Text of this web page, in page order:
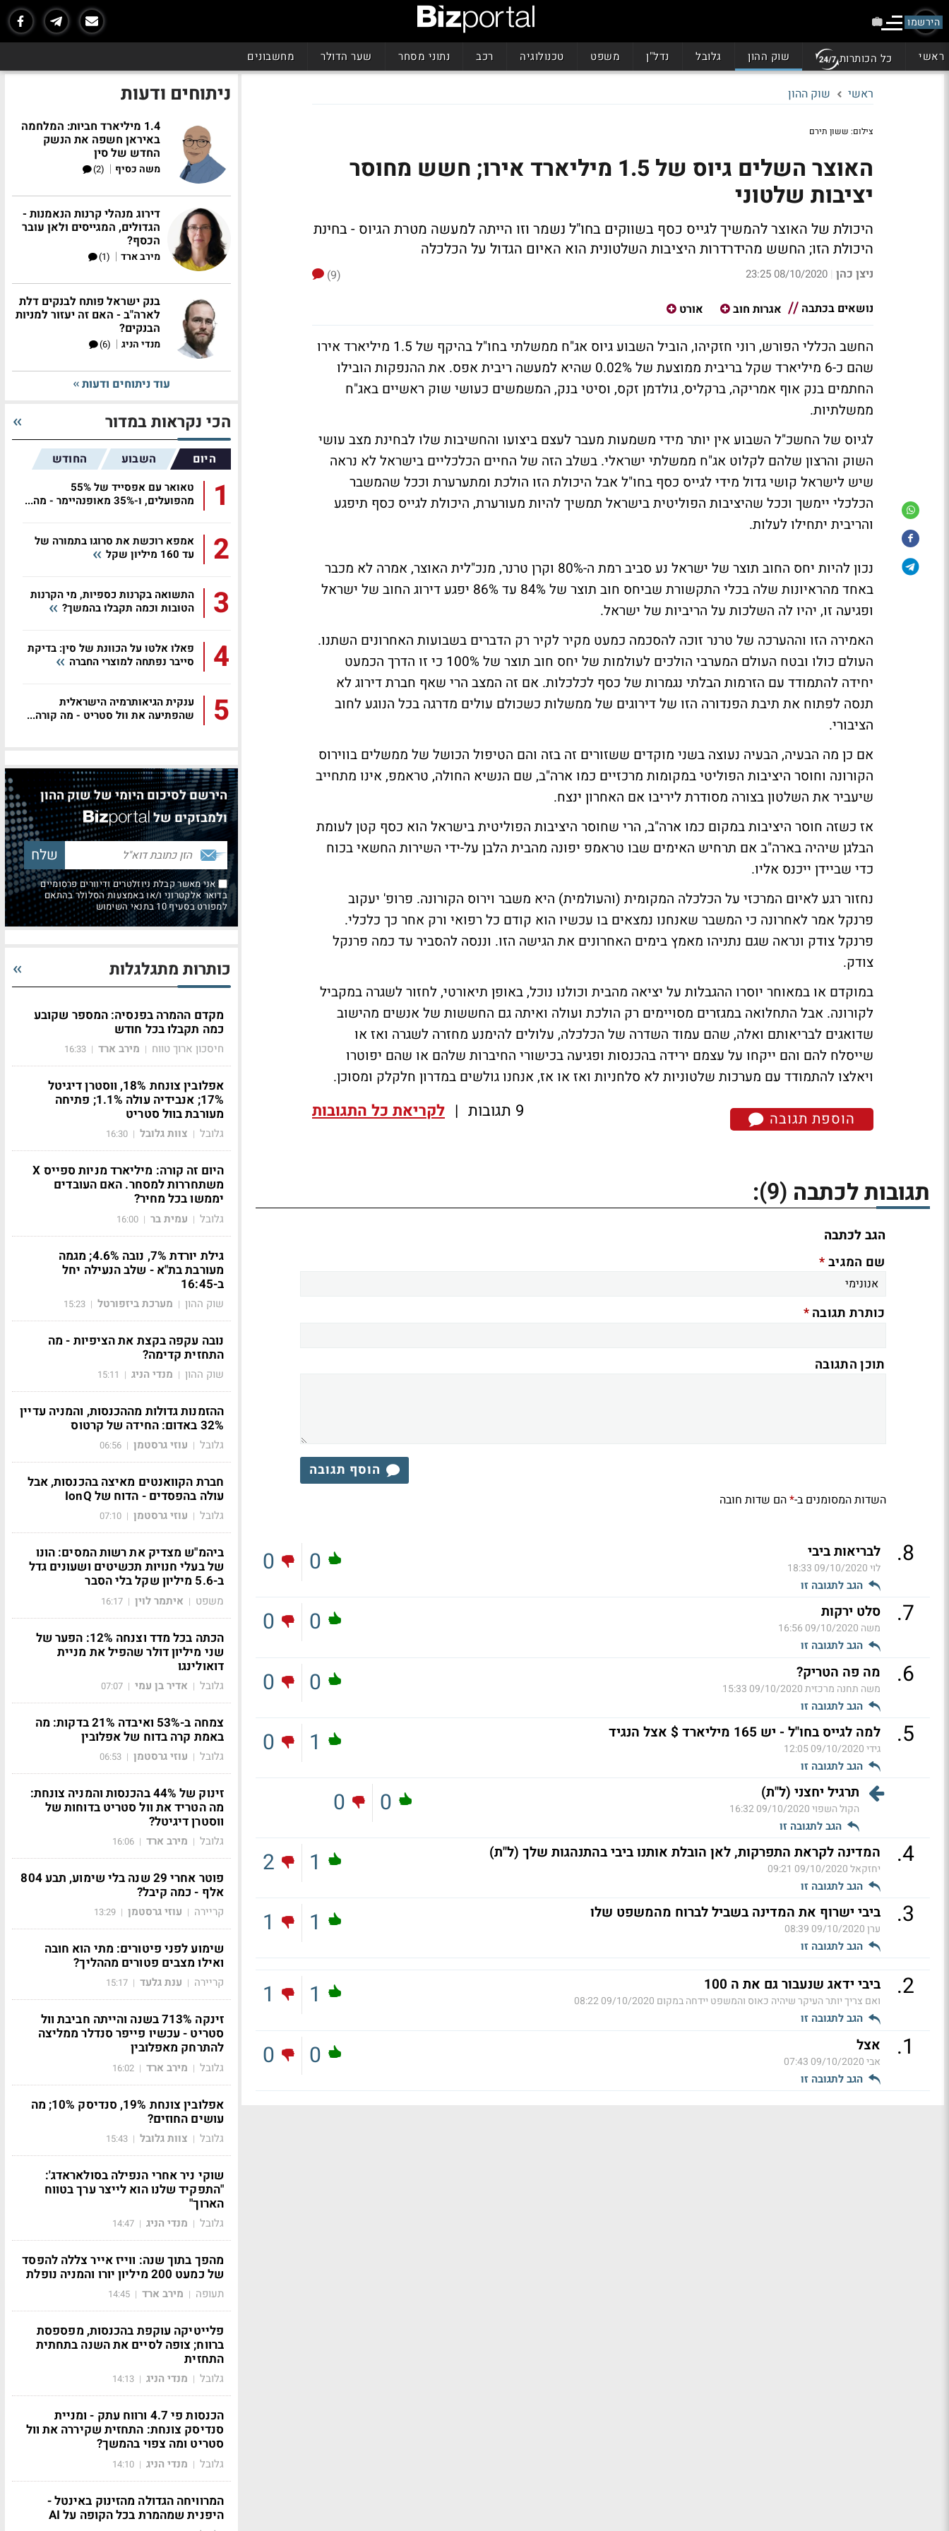
הירשמו
ראשי כל הכותרות שוק ההון גלובל נדל"ן משפט טכנולוגיה רכב נתוני מסחר שער הדולר מחשבונים
ראשי שוק ההון
צילום: ששון תירם
האוצר השלים גיוס של 1.5 מיליארד אירו; חשש מחוסר
יציבות שלטוני
היכולת של האוצר להמשיך לגייס כסף בשווקים בחו"ל נשמר וזו הייתה למעשה מטרת הגיוס - בחינת
היכולת הזו; החשש מהידרדרות היציבות השלטונית הוא האיום הגדול על הכלכלה
ניצן כהן |
08/10/2020 23:25
(9)
נושאים בכתבה
אגרות חוב אורט
החשב הכללי הפורש, רוני חזקיהו, הוביל השבוע גיוס אג"ח ממשלתי בחו"ל בהיקף של 1.5 מיליארד אירו
שהם כ-6 מיליארד שקל בריבית ממוצעת של 0.02% שהיא למעשה ריבית אפס. את ההנפקות הובילו
החתמים בנק אוף אמריקה, ברקליס, גולדמן זקס, וסיטי בנק, המשמשים כעושי שוק ראשיים באג"ח
ממשלתיות.
לגיוס של החשכ"ל השבוע אין יותר מידי משמעות מעבר לעצם ביצועו והחשיבות שלו לבחינת מצב עושי
השוק והרצון שלהם לקלוט אג"ח ממשלתי ישראלי. בשלב הזה של החיים הכלכליים בישראל לא נראה
שיש לישראל קושי גדול מידי לגייס כסף בחו"ל אבל היכולת הזו הולכת ומתערערת וככל שהמשבר
הכלכלי יימשך וככל שהיציבות הפוליטית בישראל תמשיך להיות מעורערת, היכולת לגייס כסף תיפגע
והריבית יתחילו לעלות.
נכון להיות יחס החוב תוצר של ישראל נע סביב רמת ה-80% וקרן טרנר, מנכ"לית האוצר, אמרה לא מכבר
באחד מהראיונות שלה בכלי התקשורת שביחס חוב תוצר של 84% עד 86% יפגע דירוג החוב של ישראל
ופגיעה זו, יהיו לה השלכות על הריביות של ישראל.
האמירה הזו וההערכה של טרנר זוכה להסכמה כמעט מקיר לקיר רק הדברים בשבועות האחרונים השתנו.
העולם כולו ובטח העולם המערבי הולכים לעולמות של יחס חוב תוצר של 100% כי זו הדרך הכמעט
יחידה להתמודד עם הזרמות הבלתי נגמרות של כסף לכלכלות. אם זה המצב הרי שאף חברת דירוג לא
תנסה לפתוח את תיבת הפנדורה הזו של דירוגים של ממשלות כשכולם עולים מדרגה בכל הנוגע לחוב
הציבורי.
אם כן מה הבעיה, הבעיה נעוצה בשני מוקדים ששזורים זה בזה והם הטיפול הכושל של ממשלים בווירוס
הקורונה וחוסר היציבות הפוליטי במקומות מרכזיים כמו ארה"ב, שם הנשיא החולה, טראמפ, אינו מתחייב
שיעביר את השלטון בצורה מסודרת ליריבו אם האחרון ינצח.
אז כשזה חוסר היציבות במקום כמו ארה"ב, הרי שחוסר היציבות הפוליטית בישראל הוא כסף קטן לעומת
הבלגן שיהיה בארה"ב אם תרחיש האימים שבו טראמפ יפונה מהבית הלבן על-ידי השירות החשאי בכוח
כדי שביידן ייכנס אליו.
נחזור רגע לאיום המרכזי על הכלכלה המקומית (והעולמית) היא משבר וירוס הקורונה. פרופ' יעקוב
פרנקל אמר לאחרונה כי המשבר שאנחנו נמצאים בו עכשיו הוא קודם כל רפואי ורק אחר כך כלכלי.
פרנקל צודק ונראה שגם נתניהו מאמץ בימים האחרונים את הגישה הזו. וננסה להסביר עד כמה פרנקל
צודק.
במוקדם או במאוחר יוסרו ההגבלות על יציאה מהבית וכולנו נוכל, באופן תיאורטי, לחזור לשגרה במקביל
לקורונה. אבל התחלואה במגזרים מסויימים רק הולכת ועולה ואיתה גם החששות של אנשים מהישוב
שדואגים לבריאותם ואלה, שהם עמוד השדרה של הכלכלה, עלולים להימנע מחזרה לשגרה ואז או
שייסלח להם והם ייקחו על עצמם ירידה בהכנסות ופגיעה בכישורי החיברות שלהם או שהם יפוטרו
ויאלצו להתמודד עם מערכות שלטוניות לא סלחניות ואז או אז, אנחנו גולשים במדרון חלקלק ומסוכן.
הוספת תגובה 9 תגובות | לקריאת כל התגובות
תגובות לכתבה (9)
:
הגב לכתבה
שם המגיב*
כותרת תגובה*
תוכן התגובה
הוסף תגובה
השדות המסומנים ב-*הם שדות חובה
8
. לבריאות ביבי
לוי09/10/2020 18:33
הגב לתגובה זו
0
0
7
. סלט ירקות
משה 09/10/2020 16:56
הגב לתגובה זו
0
0
6
. מה פה הטריק?
משה תחנה מרכזית09/10/2020 15:33
הגב לתגובה זו
0
0
5
. למה לגייס בחו"ל - יש 165 מיליארד $ אצל הנגיד
גידי09/10/2020 12:05
הגב לתגובה זו
1
0
תרגיל יחצני (ל"ת)
הקול השפוי09/10/2020 16:32
הגב לתגובה זו
0
0
4
. המדינה לקראת התפרקות, לאן הובלת אותנו ביבי בהתנהגות שלך (ל"ת)
יחזקאל09/10/2020 09:21
הגב לתגובה זו
1
2
3
. ביבי ישרוף את המדינה בשביל לברוח מהמשפט שלו
ערן09/10/2020 08:39
הגב לתגובה זו
1
1
2
. ביבי ידאג שנעבור גם את ה 100
ואם צריך יותר העיקר שיהיה כאוס והמשפט יידחה במקום 09/10/2020 08:22
הגב לתגובה זו
1
1
1
. אצל
אבי09/10/2020 07:43
הגב לתגובה זו
0
0
ניתוחים ודעות
1.4 מיליארד חביות: המלחמה
באיראן חשפה את הנשק
החדש של סין
משה כסיף |
(2)
דירוג מנהלי קרנות הנאמנות -
הגדולים, המגייסים ולאן עובר
הכסף?
מירב ארד |
(1)
בנק ישראל פותח לבנקים דלת
לארה"ב - האם זה יעזור למניות
הבנקים?
מנדי הניג |
(6)
עוד ניתוחים ודעות
הכי נקראות במדור
היום השבוע החודש
1
טאואר עם אפסייד של 55%
מהפועלים, ו-35% מאופנהיימר - מה...
2
אמפא רוכשת את סרוגו בתמורה של
עד 160 מיליון שקל
3
התשואה בקרנות כספיות, מי הקרנות
הטובות וכמה תקבלו בהמשך?
4
פאלו אלטו על הכוונת של סין: בדיקת
סייבר נפתחה למוצרי החברה
5
ענקית הגיאותרמיה הישראלית
שהפתיעה את וול סטריט - מה קורה...
הירשם לסיכום היומי של שוק ההון
ולמבזקים של
אני מאשר קבלת ניוזלטרים ודיוורים פרסומיים
בדואר אלקטרוני ו/או באמצעות הסלולר בהתאם
למפורט בסעיף 10 בתנאי השימוש
כותרות מתגלגלות
מקדם ההמרה בפנסיה: המספר שקובע
כמה תקבלו בכל חודש
חיסכון ארוך טווח | מירב ארד |
16:33
אפלובין צונחת 18%, ווסטרן דיגיטל
17%; אנבידיה עולה 1.1%; פתיחה
מעורבת בוול סטריט
גלובל | צוות גלובל |
16:30
היום זה קורה: מיליארד מניות ספייס X
משתחררות למסחר. האם העובדים
יממשו בכל מחיר?
גלובל | עמית בר |
16:00
גילת יורדת 7%, נובה 4.6%; מגמה
מעורבת בת"א - שלב הנעילה יחל
ב-16:45
שוק ההון | מערכת ביזפורטל |
15:23
נובה עקפה בקצת את הציפיות - מה
התחזית קדימה?
שוק ההון | מנדי הניג |
15:11
ההזמנות גדולות מההכנסות, והמניה עדיין
32% באדום: החידה של קרטוס
גלובל | עוזי גרסטמן |
06:56
חברת הקוואנטים מאיצה בהכנסות, אבל
עולה בהפסדים - הדוח של IonQ
גלובל | עוזי גרסטמן |
07:10
ביהמ"ש מצדיק את רשות המסים: הונו
של בעלי חנויות תכשיטים ושעונים גדל
ב-5.6 מיליון שקל בלי הסבר
משפט | איתמר לוין |
16:17
הכתה בכל מדד וצנחה 12%: הפער של
שני מיליון דולר שהפיל את מניית
דואולינגו
גלובל | אדיר בן עמי |
07:07
צמחה ב-53% ואיבדה 21% בדקות: מה
באמת קרה בדוח של אפלובין
גלובל | עוזי גרסטמן |
06:53
זינוק של 44% בהכנסות והמניה צונחת:
מה הטריד את וול סטריט בדוחות של
ווסטרן דיגיטל?
גלובל | מירב ארד |
16:06
פוטר אחרי 29 שנה בלי שימוע, תבע 804
אלף - כמה קיבל?
קריירה | עוזי גרסטמן |
13:29
שימוע לפני פיטורים: מתי הוא חובה
ואילו מצבים פטורים מההליך?
קריירה | ענת גלעד |
15:17
זינקה 713% בשנה והייתה חביבת וול
סטריט - עכשיו פייפר סנדלר ממליצה
להתרחק מאפלובין
גלובל | מירב ארד |
16:02
אפלובין צונחת 19%, סנדיסק 10%; מה
עושים החוזים?
גלובל | צוות גלובל |
15:43
שוקי ניר אחרי הנפילה בסולאראדג':
"התפקיד שלנו הוא לייצר ערך בטווח
הארוך"
גלובל | מנדי הניג |
14:47
מהפך בתוך שנה: ווייז אייר צללה להפסד
של כמעט 200 מיליון יורו והמניה נופלת
תעופה | מירב ארד |
14:45
פלייטיקה עוקפת בהכנסות, מפספסת
ברווח; צופה לסיים את השנה בתחתית
התחזית
גלובל | מנדי הניג |
14:13
הכנסות פי 4.7 ורווח עתק - ומניית
סנדיסק צונחת: התחזית שקיררה את וול
סטריט ומה צפוי בהמשך?
גלובל | מנדי הניג |
14:10
המרוויחה הגדולה מהזינוק באינטל -
היפנית שמהמרת בכל הקופה על AI